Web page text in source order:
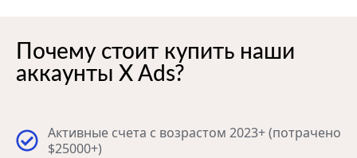
Почему стоит купить наши
аккаунты X Ads?
Активные счета с возрастом 2023+ (потрачено
$25000+)